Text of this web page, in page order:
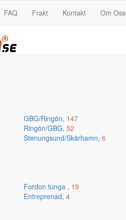
FAQ Frakt Kontakt Om Oss
GBG/Ringön, 147
Ringön/GBG, 52
Stenungsund/Skärhamn, 6
Fordon tunga , 19
Entreprenad, 4